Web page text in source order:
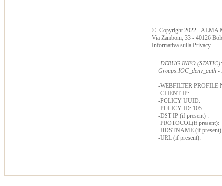
© Copyright 2022 - ALMA
Via Zamboni, 33 - 40126
Informativa sulla Privacy
-DEBUG INFO (STATIC):
Groups:IOC_deny_auth -
-WEBFILTER PROFILE
-CLIENT IP:
-POLICY UUID:
-POLICY ID: 105
-DST IP (if present) :
-PROTOCOL(if present):
-HOSTNAME (if present):
-URL (if present):